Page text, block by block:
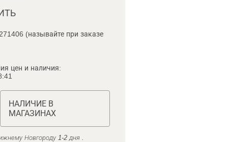
(называйте при заказе
цен и наличия:
НАЛИЧИЕ В
МАГАЗИНАХ
Новгороду 1-2 дня .